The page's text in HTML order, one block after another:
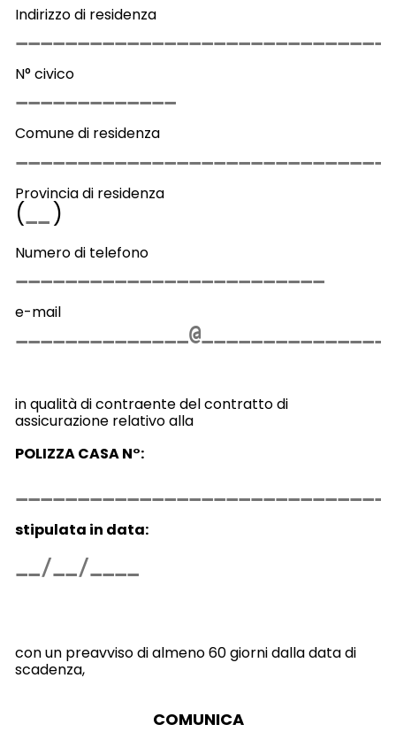
Indirizzo di residenza
N° civico
Comune di residenza
Provincia di residenza
( )
Numero di telefono
e-mail
in qualità di contraente del contratto di
assicurazione relativo alla
POLIZZA CASA N°:
stipulata in data:
con un preavviso di almeno 60 giorni dalla data di
scadenza,
COMUNICA